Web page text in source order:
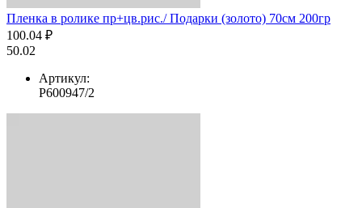
Пленка в ролике пр+цв.рис./ Подарки (золото) 70см 200гр
100.04 ₽
50.02
Артикул:
Р600947/2